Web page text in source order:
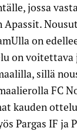
jossa
Apassit.
on
on voitettava
sillä
FC
kauden
Pargas IF ja